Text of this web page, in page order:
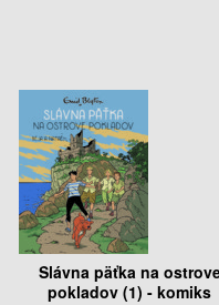
Slávna päťka na
pokladov (1) - komiks